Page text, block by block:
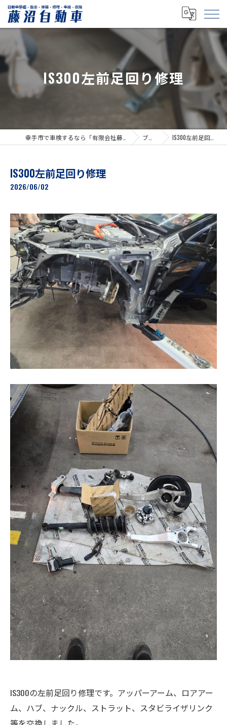
IS300左前足回り修理
ブログ IS300左前足回り修理
IS300左前足回り修理
2026/06/02
IS300の左前足回り修理です。アッパーアーム、ロアアー
ム、ハブ、ナックル、ストラット、スタビライザリンク